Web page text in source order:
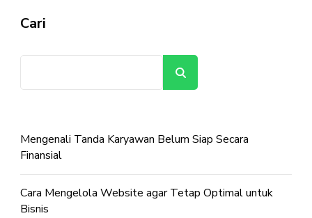
Cari
Mengenali Tanda Karyawan Belum Siap Secara
Finansial
Cara Mengelola Website agar Tetap Optimal untuk
Bisnis